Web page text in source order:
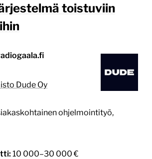
toistuviin
Dude Oy
ohjelmointityö,
10 000–30 000 €